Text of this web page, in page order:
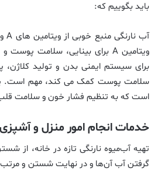
باید بگوییم که:
برای سیستم ایمنی بدن و تولید کلاژن،
سلامت پوست کمک می کند، مهم است.
است که به تنظیم فشار خون و سلامت
خدمات انجام امور منزل و
تهیه آب‌میوه نارنگی تازه در خانه، از
گرفتن آب آن‌ها و در نهایت شستن و